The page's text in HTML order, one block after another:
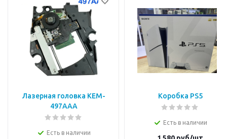
Лазерная головка KEM-
497AAA
Есть в наличии
Коробка PS5
Есть в наличии